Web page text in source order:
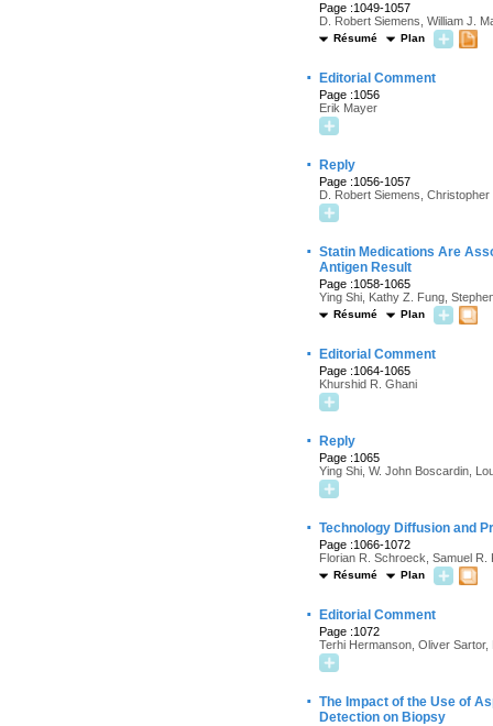
Page :1049-1057
D. Robert Siemens, William J.
Résumé Plan
· Editorial Comment
Page :1056
Erik Mayer
· Reply
Page :1056-1057
D. Robert Siemens, Christopher
· Statin Medications Are
Antigen Result
Page :1058-1065
Ying Shi, Kathy Z. Fung,
Résumé Plan
· Editorial Comment
Page :1064-1065
Khurshid R. Ghani
· Reply
Page :1065
Ying Shi, W. John Boscardin,
· Technology Diffusion and
Page :1066-1072
Florian R. Schroeck, Samuel
Résumé Plan
· Editorial Comment
Page :1072
Terhi Hermanson, Oliver
· The Impact of the Use of
Detection on Biopsy